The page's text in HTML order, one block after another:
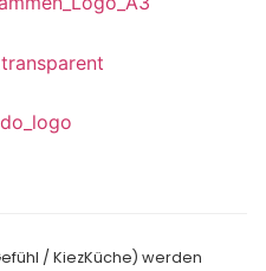
/ KiezKüche) werden